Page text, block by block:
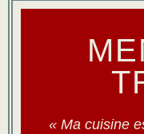
« Ma cuisine